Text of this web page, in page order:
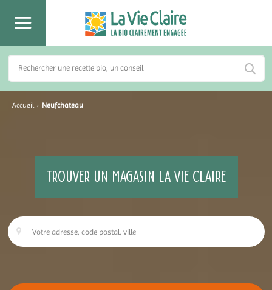
Accueil › Neufchateau
TROUVER UN MAGASIN LA VIE CLAIRE